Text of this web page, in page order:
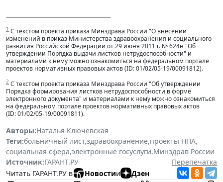
1 С текстом проекта приказа Минздрава России "О внесении
изменений в приказ Министерства здравоохранения и социального
развития Российской Федерации от 29 июня 2011 г. № 624н "Об
утверждении Порядка выдачи листков нетрудоспособности" и
материалами к нему можно ознакомиться на федеральном портале
проектов нормативных правовых актов (ID: 01/02/05-19/00091812).
2 С текстом проекта приказа Минздрава России "Об утверждении
Порядка формирования листков нетрудоспособности в форме
электронного документа" и материалами к нему можно ознакомиться
на федеральном портале проектов нормативных правовых актов
(ID: 01/02/05-19/00091811).
Авторы:Наталья Ключевская
Теги:больничный лист,здравоохранение,проекты НПА,
социальная сфера,электронные госуслуги,Минздрав России
Источник:ГАРАНТ.РУ
Перепечатка
Читать ГАРАНТ.РУ в
Новостии Дзен